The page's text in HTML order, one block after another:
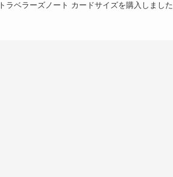
トラベラーズノート カードサイズを購入しました